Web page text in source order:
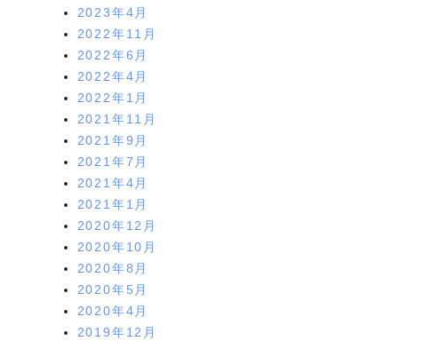
2023年4月
2022年11月
2022年6月
2022年4月
2022年1月
2021年11月
2021年9月
2021年7月
2021年4月
2021年1月
2020年12月
2020年10月
2020年8月
2020年5月
2020年4月
2019年12月